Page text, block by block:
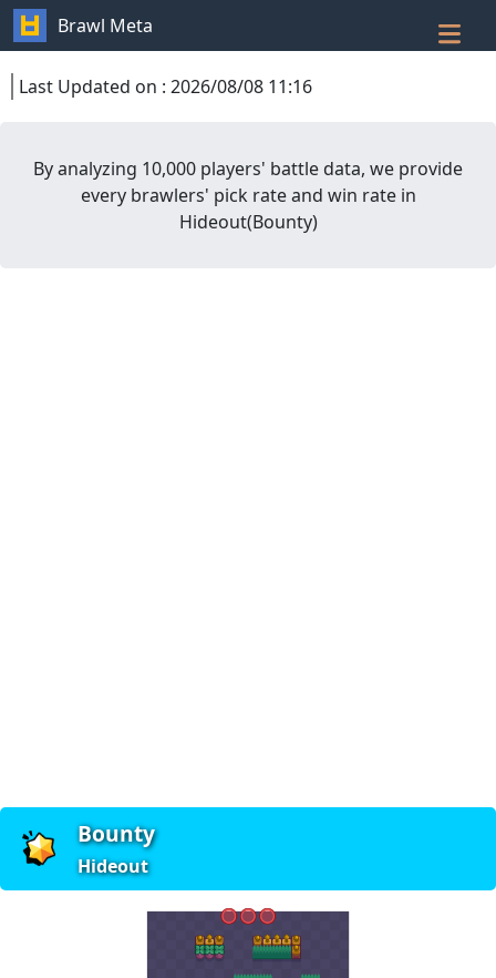
Brawl Meta
Last Updated on : 2026/08/08 11:16
By analyzing 10,000 players' battle data, we provide
every brawlers' pick rate and win rate in
Hideout(Bounty)
Bounty
Hideout